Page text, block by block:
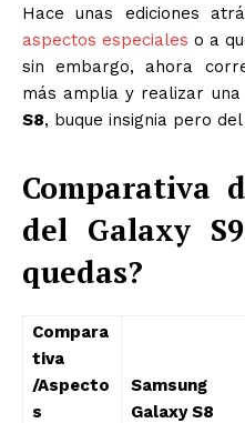
Hace unas ediciones
aspectos especiales o a
sin embargo, ahora
más amplia y realizar una
S8, buque insignia pero
Comparativa
del Galaxy
quedas?
Compara
tiva
/Aspecto
s
Samsung
Galaxy S8